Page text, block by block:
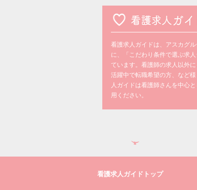
看護求人ガイドは、アスカグ
に、「こだわり条件で選ぶ求
ています。看護師の求人以外
活躍中で転職希望の方、など
人ガイドは看護師さんを中心
用ください。
看護求人ガイドトップ